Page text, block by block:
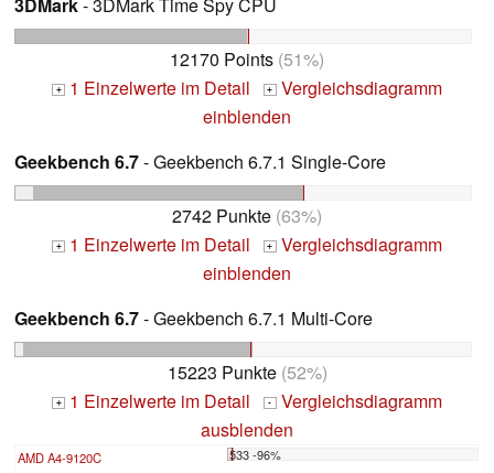
3DMark- 3DMark Time Spy CPU
12170 Points (51%)
+ 1 Einzelwerte im Detail + Vergleichsdiagramm
einblenden
Geekbench 6.7- Geekbench 6.7.1 Single-Core
2742 Punkte (63%)
+ 1 Einzelwerte im Detail + Vergleichsdiagramm
einblenden
Geekbench 6.7- Geekbench 6.7.1 Multi-Core
15223 Punkte(52%)
+ 1 Einzelwerte im Detail - Vergleichsdiagramm
ausblenden
AMD A4-9120C 533 -96%